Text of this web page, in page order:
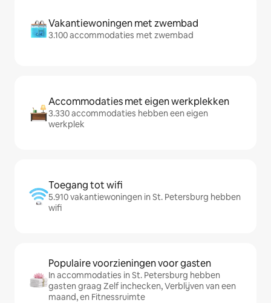
Vakantiewoningen met zwembad
3.100 accommodaties met zwembad
Accommodaties met eigen werkplekken
3.330 accommodaties hebben een eigen
werkplek
Toegang tot wifi
5.910 vakantiewoningen in St. Petersburg hebben
wifi
Populaire voorzieningen voor gasten
In accommodaties in St. Petersburg hebben
gasten graag Zelf inchecken, Verblijven van een
maand, en Fitnessruimte